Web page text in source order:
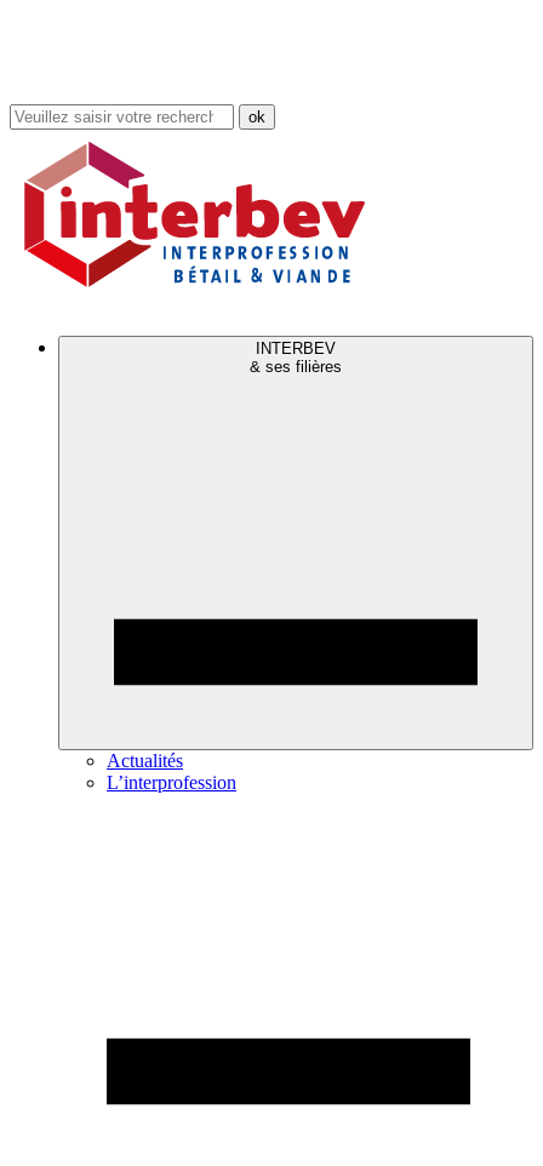
Rechercher
dans
site
INTERBEV
& ses filières
Actualités
L’interprofession